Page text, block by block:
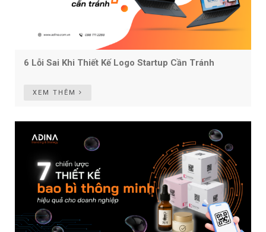
6 Lỗi Sai Khi Thiết Kế Logo Startup Cần Tránh
XEM THÊM